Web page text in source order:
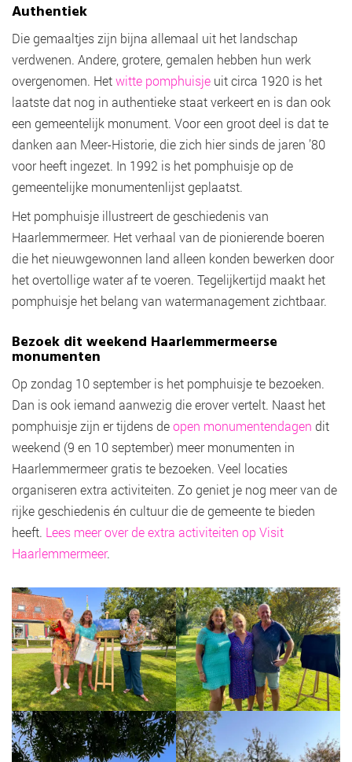
Authentiek
Die gemaaltjes zijn bijna allemaal uit het landschap
verdwenen. Andere, grotere, gemalen hebben hun werk
overgenomen. Hetwitte pomphuisje uit circa 1920 is het
laatste dat nog in authentieke staat verkeert en is dan ook
een gemeentelijk monument. Voor een groot deel is dat te
danken aan Meer-Historie, die zich hier sinds de jaren ’80
voor heeft ingezet. In 1992 is het pomphuisje op de
gemeentelijke monumentenlijst geplaatst.
Het pomphuisje illustreert de geschiedenis van
Haarlemmermeer. Het verhaal van de pionierende boeren
die het nieuwgewonnen land alleen konden bewerken door
het overtollige water af te voeren. Tegelijkertijd maakt het
pomphuisje het belang van watermanagement zichtbaar.
Bezoek dit weekend Haarlemmermeerse
monumenten
Op zondag 10 september is het pomphuisje te bezoeken.
Dan is ook iemand aanwezig die erover vertelt. Naast het
pomphuisje zijn er tijdens deopen monumentendagen dit
weekend (9 en 10 september) meer monumenten in
Haarlemmermeer gratis te bezoeken. Veel locaties
organiseren extra activiteiten. Zo geniet je nog meer van de
rijke geschiedenis én cultuur die de gemeente te bieden
heeft. Lees meer over de extra activiteiten op Visit
Haarlemmermeer.